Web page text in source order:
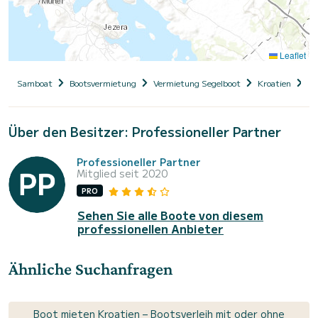
Leaflet
Samboat Bootsvermietung Vermietung Segelboot Kroatien
Über den Besitzer: Professioneller Partner
Professioneller Partner
Mitglied seit 2020
PRO
Sehen Sie alle Boote von diesem
professionellen Anbieter
Ähnliche Suchanfragen
Boot mieten Kroatien – Bootsverleih mit oder ohne